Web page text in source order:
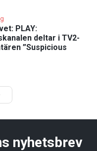
PLAY:
deltar i TV2-
”Suspicious
nyhetsbrev